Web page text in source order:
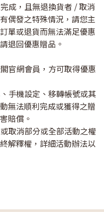
成，且無退換貨者 / 取消
偶發之特殊情況，請您主
單或退貨而無法滿足優惠
退回優惠贈品。
官網會員，方可取得優惠
手機設定、移轉帳號或其
無法順利完成或獲得之贈
賠償。
取消部分或全部活動之權
解釋權，詳細活動辦法以